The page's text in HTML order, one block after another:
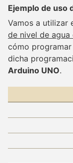
Ejemplo de uso
Vamos a utilizar
de nivel de agua
cómo programar
dicha
Arduino UNO.